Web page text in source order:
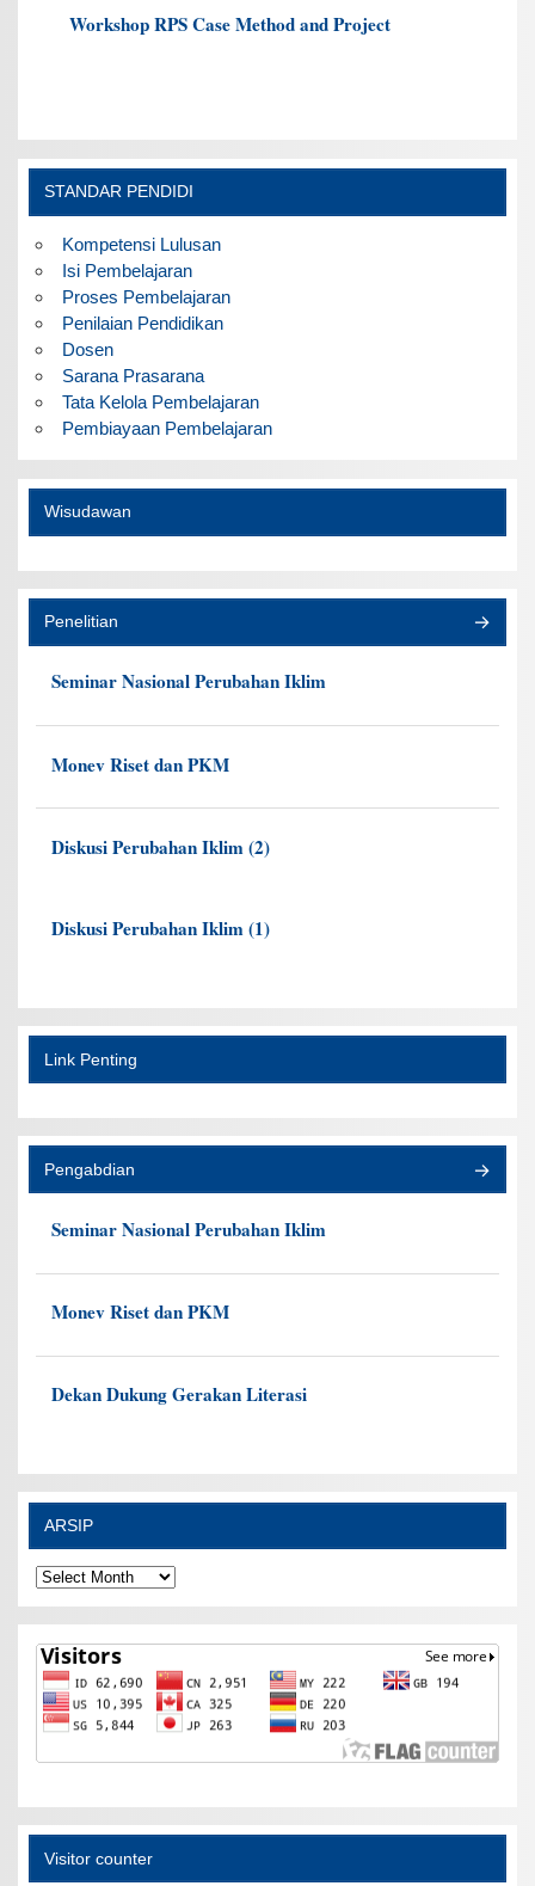
Workshop RPS Case Method and Project
STANDAR PENDIDI
Kompetensi Lulusan
Isi Pembelajaran
Proses Pembelajaran
Penilaian Pendidikan
Dosen
Sarana Prasarana
Tata Kelola Pembelajaran
Pembiayaan Pembelajaran
Wisudawan
Penelitian
Seminar Nasional Perubahan Iklim
Monev Riset dan PKM
Diskusi Perubahan Iklim (2)
Diskusi Perubahan Iklim (1)
Link Penting
Pengabdian
Seminar Nasional Perubahan Iklim
Monev Riset dan PKM
Dekan Dukung Gerakan Literasi
ARSIP
ARSIP
Visitor counter